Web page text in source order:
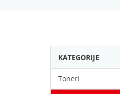
KATEGORIJE
Toneri